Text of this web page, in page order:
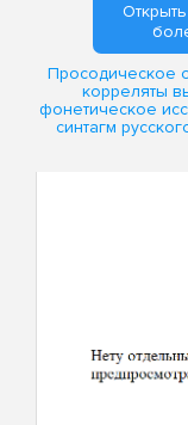
Просодическое
корреляты
фонетическое
синтагм